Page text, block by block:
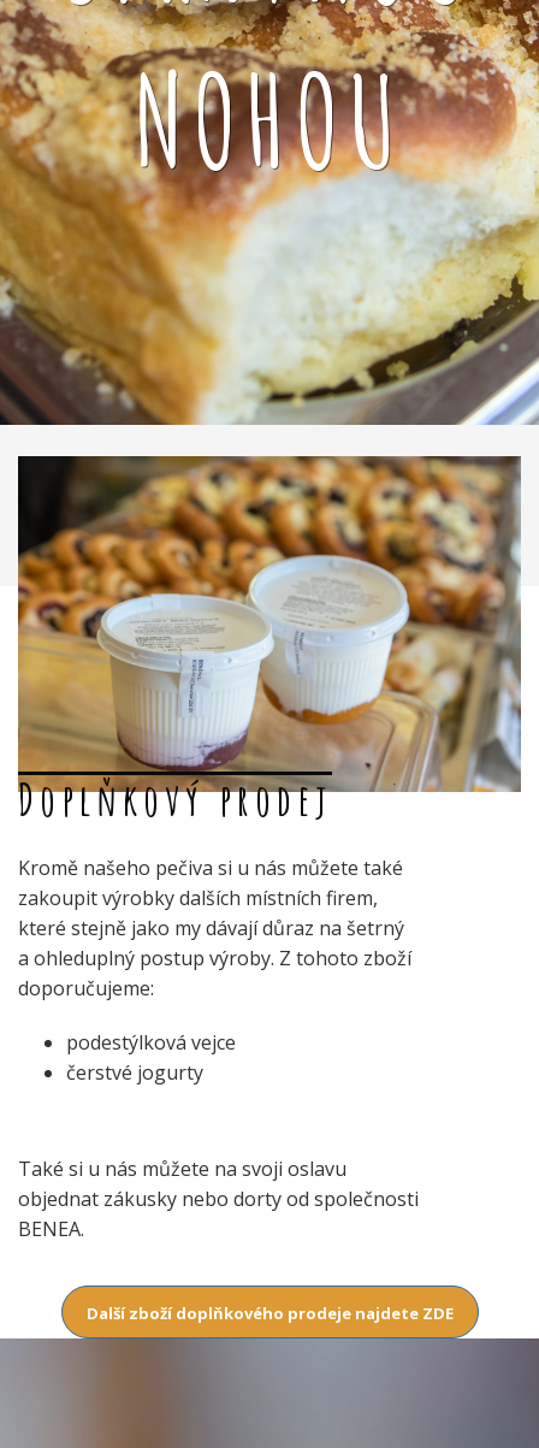
NOHOU
Doplňkový prodej
Kromě našeho pečiva si u nás můžete také
zakoupit výrobky dalších místních firem,
které stejně jako my dávají důraz na šetrný
a ohleduplný postup výroby. Z tohoto zboží
doporučujeme:
podestýlková vejce
čerstvé jogurty
Také si u nás můžete na svoji oslavu
objednat zákusky nebo dorty od společnosti
BENEA.
Další zboží doplňkového prodeje najdete ZDE